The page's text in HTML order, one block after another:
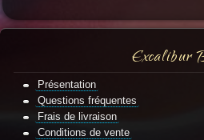
Excalibur
Présentation
Questions fréquentes
Frais de livraison
Conditions de vente